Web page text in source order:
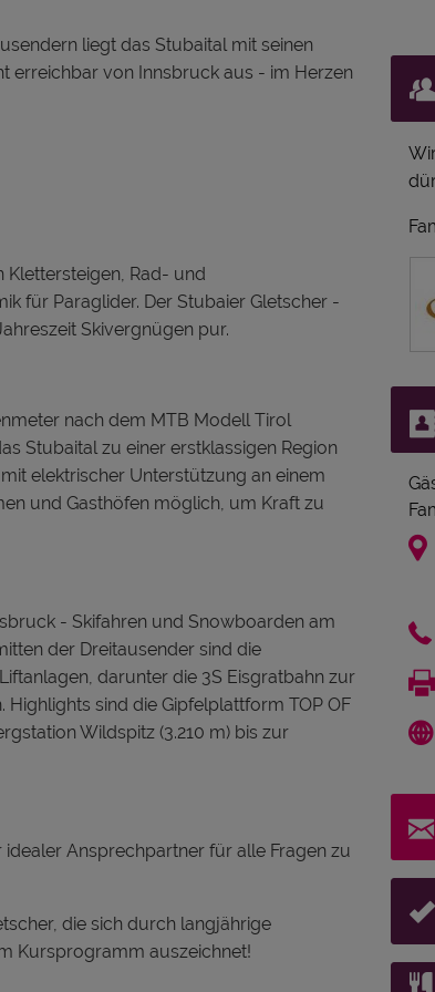
liegt das Stubaital mit seinen
erreichbar von Innsbruck aus - im Herzen
Klettersteigen, Rad- und
für Paraglider. Der Stubaier Gletscher -
Skivergnügen pur.
nach dem MTB Modell Tirol
Stubaital zu einer erstklassigen Region
elektrischer Unterstützung an einem
und Gasthöfen möglich, um Kraft zu
- Skifahren und Snowboarden am
der Dreitausender sind die
darunter die 3S Eisgratbahn zur
sind die Gipfelplattform TOP OF
Wildspitz (3.210 m) bis zur
Ansprechpartner für alle Fragen zu
die sich durch langjährige
Kursprogramm auszeichnet!